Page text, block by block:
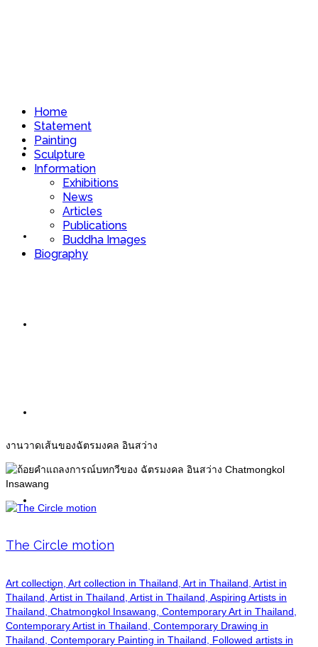
Home
Statement
Exhibitions
Home
Statement
Painting
Sculpture
Information
Exhibitions
News
Articles
Publications
Buddha Images
Biography
งานวาดเส้นของฉัตรมงคล อินสว่าง
The Circle motion
Art collection, Art collection in Thailand, Art in Thailand, Artist in
Thailand, Artist in Thailand, Artist in Thailand, Aspiring Artists in
Thailand, Chatmongkol Insawang, Contemporary Art in Thailand,
Contemporary Artist in Thailand, Contemporary Drawing in
Thailand, Contemporary Painting in Thailand, Followed artists in